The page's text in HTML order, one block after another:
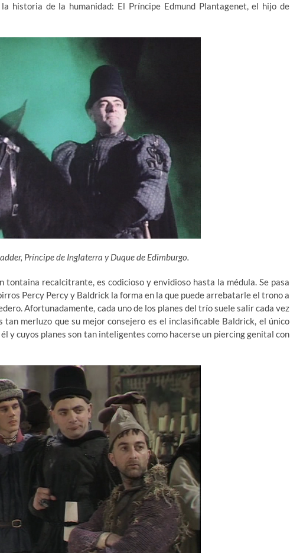
historia de la humanidad: El Príncipe Edmund Plantagenet, el hijo de
Príncipe de Inglaterra y Duque de Edimburgo.
tontaina recalcitrante, es codicioso y envidioso hasta la médula. Se pasa
Percy Percy y Baldrick la forma en la que puede arrebatarle el trono a
Afortunadamente, cada uno de los planes del trío suele salir cada vez
tan merluzo que su mejor consejero es el inclasificable Baldrick, el único
y cuyos planes son tan inteligentes como hacerse un piercing genital con